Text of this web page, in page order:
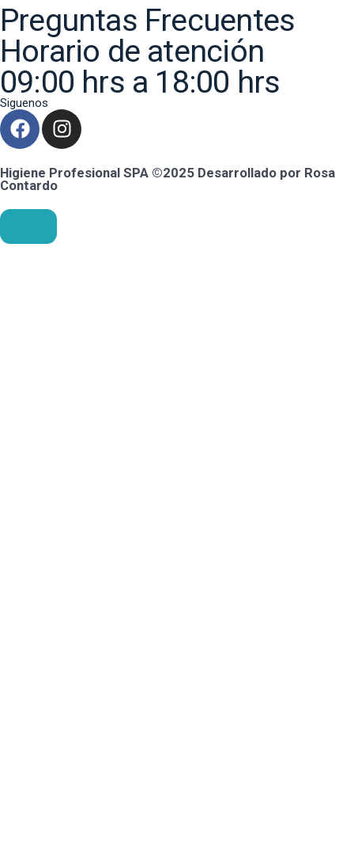
Preguntas Frecuentes
Horario de atención
09:00 hrs a 18:00 hrs
Siguenos
Higiene Profesional SPA ©2025 Desarrollado por Rosa
Contardo